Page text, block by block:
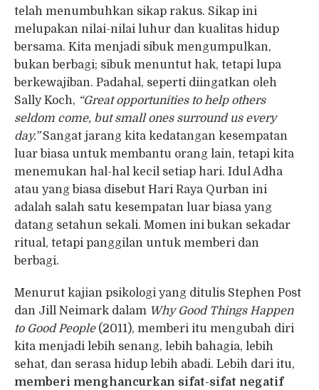
telah menumbuhkan sikap rakus. Sikap ini
melupakan nilai-nilai luhur dan kualitas hidup
bersama. Kita menjadi sibuk mengumpulkan,
bukan berbagi; sibuk menuntut hak, tetapi lupa
berkewajiban. Padahal, seperti diingatkan oleh
Sally Koch, “Great opportunities to help others
seldom come, but small ones surround us every
day.”Sangat jarang kita kedatangan kesempatan
luar biasa untuk membantu orang lain, tetapi kita
menemukan hal-hal kecil setiap hari. Idul Adha
atau yang biasa disebut Hari Raya Qurban ini
adalah salah satu kesempatan luar biasa yang
datang setahun sekali. Momen ini bukan sekadar
ritual, tetapi panggilan untuk memberi dan
berbagi.
Menurut kajian psikologi yang ditulis Stephen Post
dan Jill Neimark dalam Why Good Things Happen
to Good People(2011), memberi itu mengubah diri
kita menjadi lebih senang, lebih bahagia, lebih
sehat, dan serasa hidup lebih abadi. Lebih dari itu,
memberi menghancurkan sifat-sifat negatif